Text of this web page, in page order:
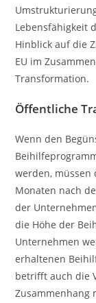
Lebensfähigkeit
Hinblick auf die
EU im
Transformation.
Öffentliche
Wenn den
werden,
Monaten nach
der
die Höhe der
Unternehmen
erhaltenen
betrifft auch die
Zusammenhang